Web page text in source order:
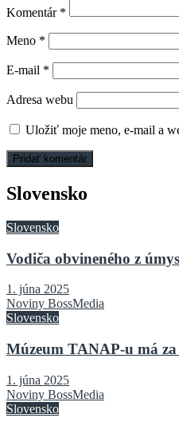
Komentár *
Meno *
E-mail *
Adresa webu
Uložiť moje meno, e-mail a
Slovensko
Slovensko
Vodiča obvineného z
1. júna 2025
Noviny BossMedia
Slovensko
Múzeum TANAP-u má
1. júna 2025
Noviny BossMedia
Slovensko